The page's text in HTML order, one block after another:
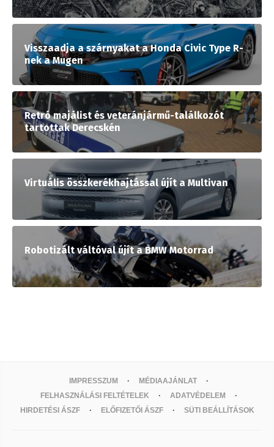
Visszaadja a szárnyakat a Honda Civic Type R-
nek a Mugen
Retró majálist és veteránjármű-találkozót
tartottak Derecskén
Virtuális összkerékhajtással újít a Multivan
Robotizált váltóval újít a BMW Motorrad
IMPRESSZUM
MÉDIAAJÁNLAT
FELHASZNÁLÁSI FELTÉTELEK
ADATVÉDELEM
HIRDETÉSI ÁSZF
ELŐFIZETŐI ÁSZF SÜTI BEÁLLÍTÁSOK